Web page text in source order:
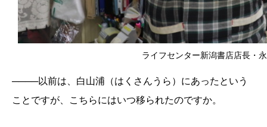
ライフセンター新潟書店店長・
────以前は、白山浦（はくさんうら） にあったという
ことですが、こちらにはいつ移られたのですか。